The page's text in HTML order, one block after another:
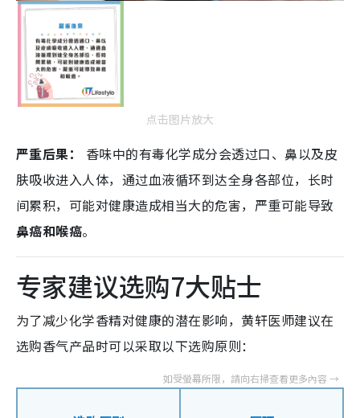
点击图片放大
严重后果：
香味中的有毒化学成分会透过口、鼻以及皮
肤吸收进入人体，通过血液循环到达全身各部位，长时
间累积，可能对健康造成相当大的危害，严重可能导致
鼻癌和喉癌。
专家建议选购7大贴士
为了减少化学香精对健康的潜在影响，黄轩医师建议在
选购香气产品时可以采取以下选购原则：